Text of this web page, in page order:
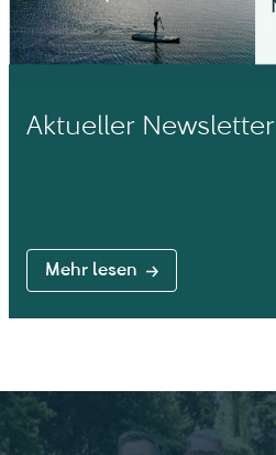
Aktueller Newsletter
Mehr lesen